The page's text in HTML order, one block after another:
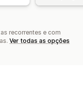
recorrentes e com
Ver todas as opções